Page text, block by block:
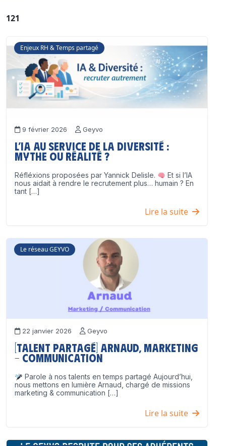
121
Enjeux RH & Temps partagé
9 février 2026 Geyvo
L’IA au service de la diversité :
mythe ou réalité ?
Réfléxions proposées par Yannick Delisle.
Et si l’IA
nous aidait à rendre le recrutement plus… humain ? En
tant […]
Lire la suite
Le réseau GEYVO
22 janvier 2026 Geyvo
[Talent partagé] Arnaud, Marketing
– Communication
Parole à nos talents en temps partagé Aujourd’hui,
nous mettons en lumière Arnaud, chargé de missions
marketing & communication […]
Lire la suite